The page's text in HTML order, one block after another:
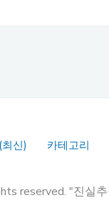
신) 카테고리
reserved. "진실